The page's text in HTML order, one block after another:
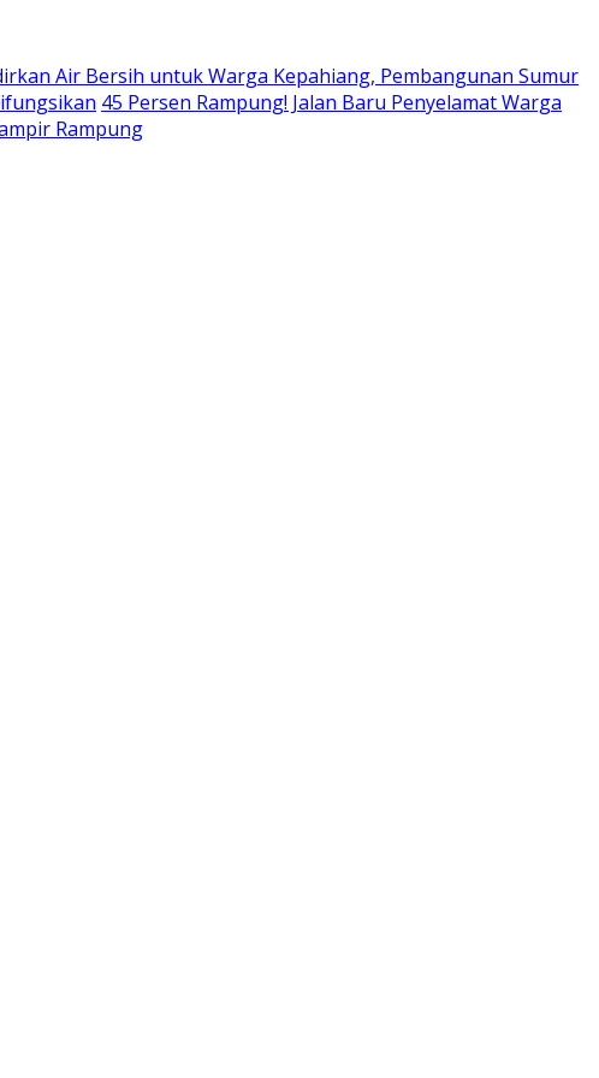
Air Bersih untuk Warga Kepahiang, Pembangunan Sumur
45 Persen Rampung! Jalan Baru Penyelamat Warga
Rampung